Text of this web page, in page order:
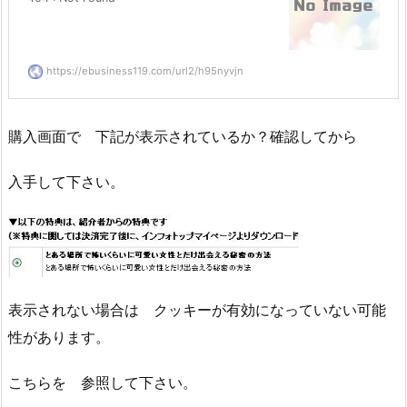
https://ebusiness119.com/url2/h95nyvjn
購入画面で 下記が表示されているか？確認してから
入手して下さい。
表示されない場合は クッキーが有効になっていない可能
性があります。
こちらを 参照して下さい。